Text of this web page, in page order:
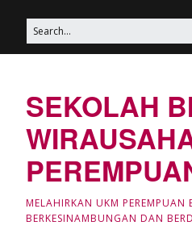
SEKOLAH
MELAHIRKAN UKM PEREMPUAN
BERKESINAMBUNGAN DAN